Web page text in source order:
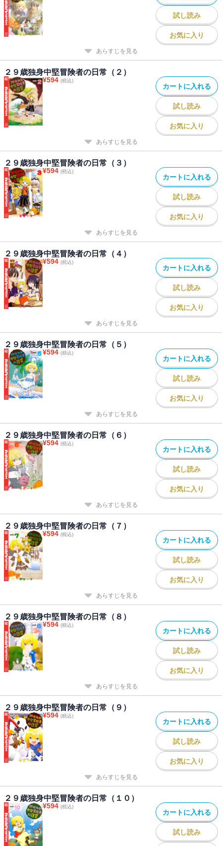
試し読み
お気に入り
あらすじを見る
２９歳独身中堅冒険者の日常（２）
¥594 (税込)
カートに入れる
試し読み
お気に入り
あらすじを見る
２９歳独身中堅冒険者の日常（３）
¥594 (税込)
カートに入れる
試し読み
お気に入り
あらすじを見る
２９歳独身中堅冒険者の日常（４）
¥594 (税込)
カートに入れる
試し読み
お気に入り
あらすじを見る
２９歳独身中堅冒険者の日常（５）
¥594 (税込)
カートに入れる
試し読み
お気に入り
あらすじを見る
２９歳独身中堅冒険者の日常（６）
¥594 (税込)
カートに入れる
試し読み
お気に入り
あらすじを見る
２９歳独身中堅冒険者の日常（７）
¥594 (税込)
カートに入れる
試し読み
お気に入り
あらすじを見る
２９歳独身中堅冒険者の日常（８）
¥594 (税込)
カートに入れる
試し読み
お気に入り
あらすじを見る
２９歳独身中堅冒険者の日常（９）
¥594 (税込)
カートに入れる
試し読み
お気に入り
あらすじを見る
２９歳独身中堅冒険者の日常（１０）
¥594 (税込)
カートに入れる
試し読み